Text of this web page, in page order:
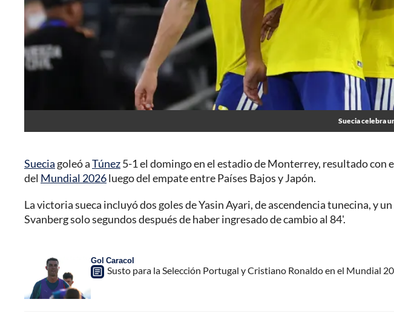
Suecia celebra
Suecia goleó aTúnez5-1 el domingo en el estadio de Monterrey, resultado con
del Mundial 2026luego del empate entre Países Bajos y Japón.
La victoria sueca incluyó dos goles de Yasin Ayari, de ascendencia tunecina, y
Svanberg solo segundos después de haber ingresado de cambio al 84'.
Gol Caracol
Susto para la Selección Portugal y Cristiano Ronaldo en el Mundial